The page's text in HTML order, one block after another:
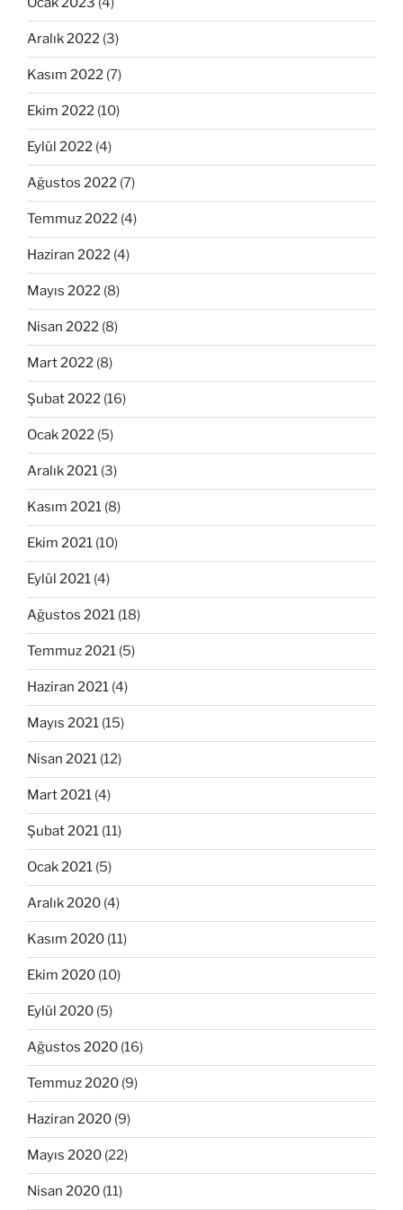
Aralık 2022 (3)
Kasım 2022 (7)
Ekim 2022 (10)
Eylül 2022 (4)
Ağustos 2022 (7)
Temmuz 2022 (4)
Haziran 2022 (4)
Mayıs 2022 (8)
Nisan 2022 (8)
Mart 2022 (8)
Şubat 2022 (16)
Ocak 2022 (5)
Aralık 2021 (3)
Kasım 2021 (8)
Ekim 2021 (10)
Eylül 2021 (4)
Ağustos 2021 (18)
Temmuz 2021 (5)
Haziran 2021 (4)
Mayıs 2021 (15)
Nisan 2021 (12)
Mart 2021 (4)
Şubat 2021 (11)
Ocak 2021 (5)
Aralık 2020 (4)
Kasım 2020 (11)
Ekim 2020 (10)
Eylül 2020 (5)
Ağustos 2020 (16)
Temmuz 2020 (9)
Haziran 2020 (9)
Mayıs 2020 (22)
Nisan 2020 (11)